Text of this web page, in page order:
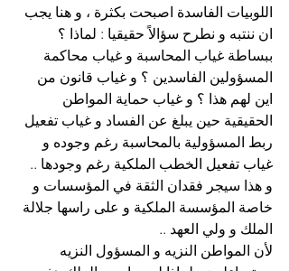
اللوبيات الفاسدة اصبحت بكثرة ، و هنا يجب
ان ننتبه و نطرح سؤالاً حقيقيا : لماذا ؟
ببساطة غياب المحاسبة و غياب محاكمة
المسؤولين الفاسدين ؟ و غياب قانون من
اين لهم هذا ؟ و غياب حماية المواطن
الحقيقية حين يبلغ عن الفساد و غياب تفعيل
ربط المسؤولية بالمحاسبة رغم وجوده و
غياب تفعيل الخطب الملكية رغم وجودها ..
و هذا سيجر فقدان الثقة في المؤسسات و
خاصة المؤسسة الملكية و على راسها جلالة
الملك و ولي العهد ..
لأن المواطن النزيه و المسؤول النزيه